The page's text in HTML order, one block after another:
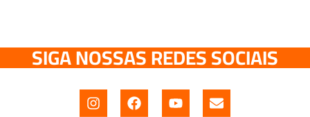
SIGA NOSSAS REDES SOCIAIS